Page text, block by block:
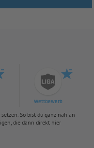
Wettbewerb
So bist du ganz nah an
die dann direkt hier